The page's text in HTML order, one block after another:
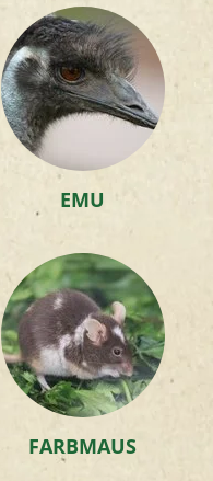
EMU
FARBMAUS